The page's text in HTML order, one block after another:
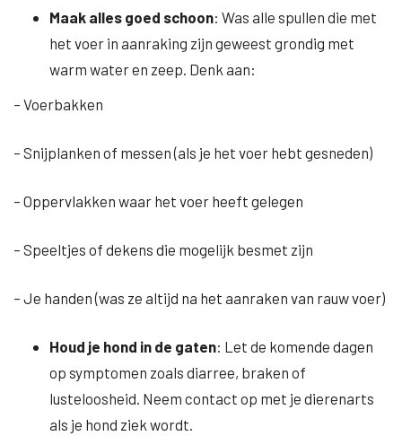
Maak alles goed schoon: Was alle spullen die met
het voer in aanraking zijn geweest grondig met
warm water en zeep. Denk aan:
– Voerbakken
– Snijplanken of messen (als je het voer hebt gesneden)
– Oppervlakken waar het voer heeft gelegen
– Speeltjes of dekens die mogelijk besmet zijn
– Je handen (was ze altijd na het aanraken van rauw voer)
Houd je hond in de gaten: Let de komende dagen
op symptomen zoals diarree, braken of
lusteloosheid. Neem contact op met je dierenarts
als je hond ziek wordt.